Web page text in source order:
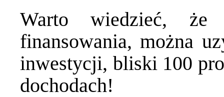
Warto wiedzieć, że
finansowania, można
inwestycji, bliski 100
dochodach!